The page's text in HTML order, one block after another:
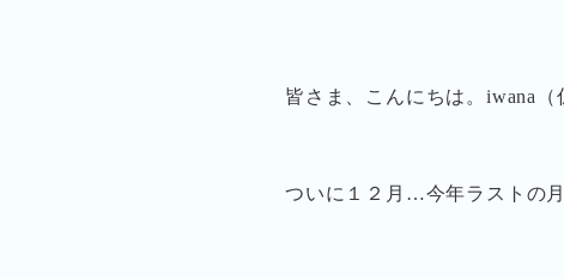
皆さま、こんにちは。iwana（
ついに１２月…今年ラストの